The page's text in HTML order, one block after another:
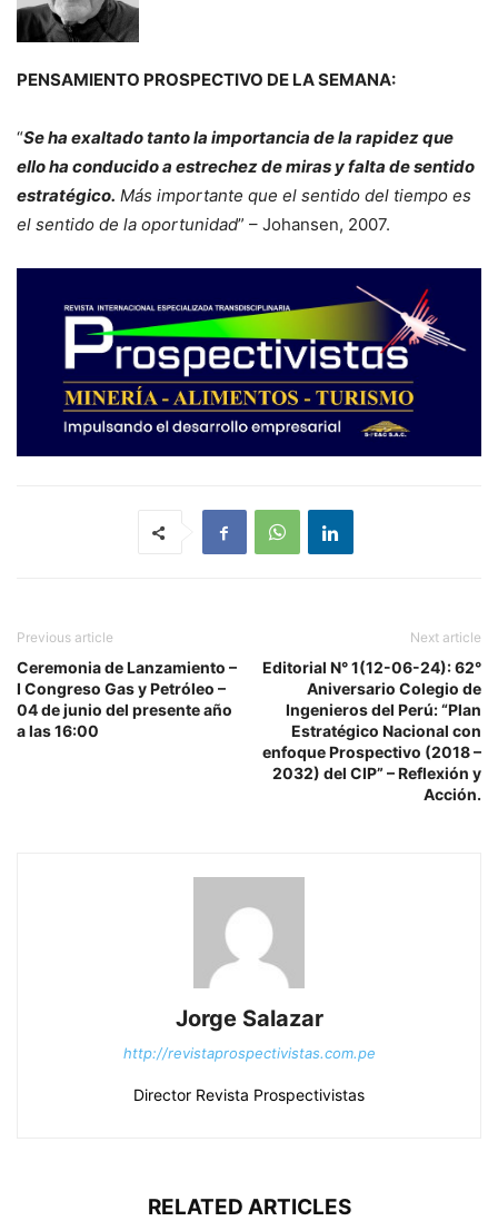
PENSAMIENTO PROSPECTIVO DE LA SEMANA:
“Se ha exaltado tanto la importancia de la rapidez que
ello ha conducido a estrechez de miras y falta de sentido
estratégico. Más importante que el sentido del tiempo es
el sentido de la oportunidad” – Johansen, 2007.
Previous article
Ceremonia de Lanzamiento –
I Congreso Gas y Petróleo –
04 de junio del presente año
a las 16:00
Next article
Editorial N° 1(12-06-24): 62°
Aniversario Colegio de
Ingenieros del Perú: “Plan
Estratégico Nacional con
enfoque Prospectivo (2018 –
2032) del CIP” – Reflexión y
Acción.
Jorge Salazar
http://revistaprospectivistas.com.pe
Director Revista Prospectivistas
RELATED ARTICLES